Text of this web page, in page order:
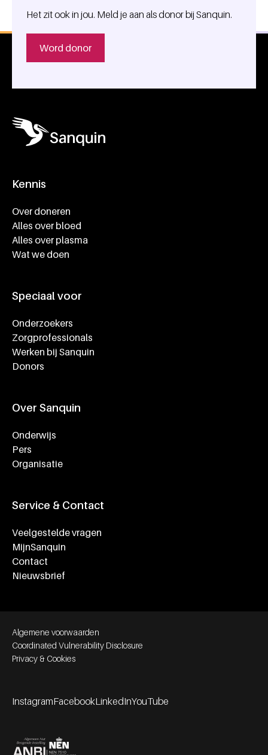
Het zit ook in jou. Meld je aan als donor bij Sanquin.
Word donor
Kennis
Over doneren
Alles over bloed
Alles over plasma
Wat we doen
Speciaal voor
Onderzoekers
Zorgprofessionals
Werken bij Sanquin
Donors
Over Sanquin
Onderwijs
Pers
Organisatie
Service & Contact
Veelgestelde vragen
MijnSanquin
Contact
Nieuwsbrief
Footer bottom navigation
Algemene voorwaarden
Coordinated Vulnerability Disclosure
Privacy & Cookies
InstagramFacebookLinkedInYouTube